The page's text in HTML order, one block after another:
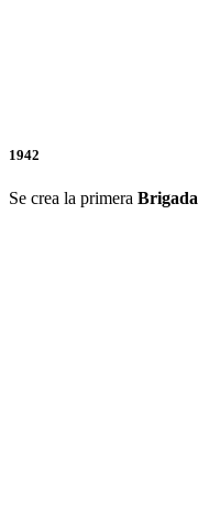
1942
Se crea la primera Brigada